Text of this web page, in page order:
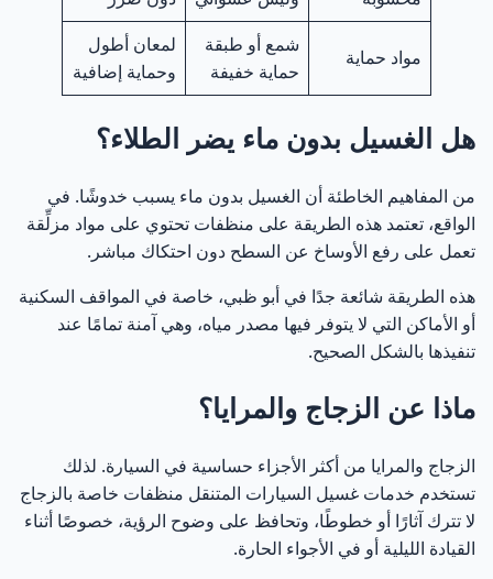
مواد حماية
شمع أو طبقة
حماية خفيفة
لمعان أطول
وحماية إضافية
هل الغسيل بدون ماء يضر الطلاء؟
من المفاهيم الخاطئة أن الغسيل بدون ماء يسبب خدوشًا. في
الواقع، تعتمد هذه الطريقة على منظفات تحتوي على مواد مزلِّقة
تعمل على رفع الأوساخ عن السطح دون احتكاك مباشر.
هذه الطريقة شائعة جدًا في أبو ظبي، خاصة في المواقف السكنية
أو الأماكن التي لا يتوفر فيها مصدر مياه، وهي آمنة تمامًا عند
تنفيذها بالشكل الصحيح.
ماذا عن الزجاج والمرايا؟
الزجاج والمرايا من أكثر الأجزاء حساسية في السيارة. لذلك
تستخدم خدمات غسيل السيارات المتنقل منظفات خاصة بالزجاج
لا تترك آثارًا أو خطوطًا، وتحافظ على وضوح الرؤية، خصوصًا أثناء
القيادة الليلية أو في الأجواء الحارة.